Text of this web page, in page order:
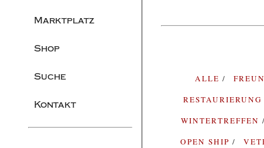
Marktplatz
Shop
Suche
Kontakt
ALLE
WINTERTREFFEN
OPEN SHIP